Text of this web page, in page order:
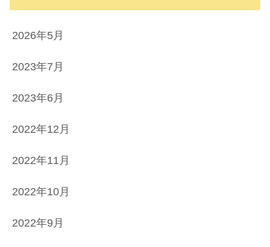
2026年5月
2023年7月
2023年6月
2022年12月
2022年11月
2022年10月
2022年9月